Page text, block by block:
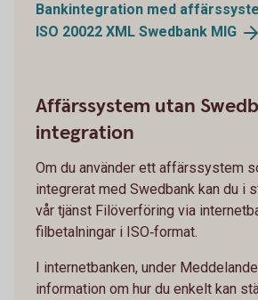
Bankintegration med
ISO 20022 XML Swedbank MIG
Affärssystem utan
integration
Om du använder ett affärssystem
integrerat med Swedbank kan du i
vår tjänst Filöverföring via
filbetalningar i ISO‑format.
I internetbanken, under
information om hur du enkelt kan